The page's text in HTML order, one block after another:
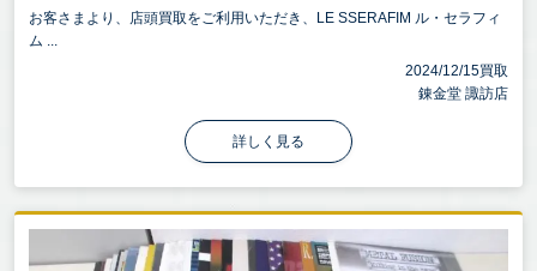
お客さまより、店頭買取をご利用いただき、LE SSERAFIM ル・セラフィ
ム ...
2024/12/15買取
錬金堂 諏訪店
詳しく見る